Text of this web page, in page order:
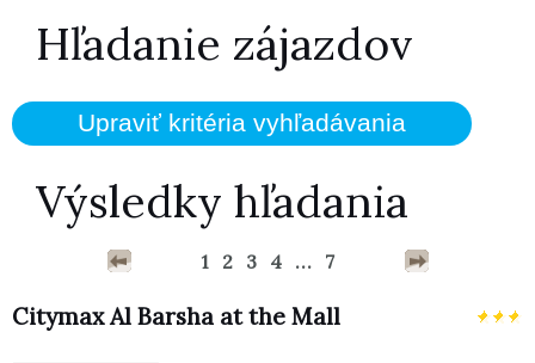
Hľadanie zájazdov
Výsledky hľadania
1 2 3 4 ... 7
Citymax Al Barsha at the Mall